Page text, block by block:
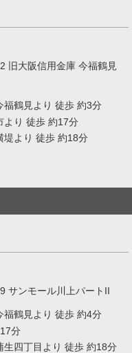
旧大阪信用金庫 今福鶴見
福鶴見より 徒歩 約3分
より 徒歩 約17分
堤より 徒歩 約18分
サンモール川上パートII
福鶴見より 徒歩 約4分
分
生四丁目より 徒歩 約18分